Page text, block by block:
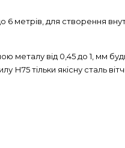
метрів, для створення
металу від 0,45 до 1, мм
тільки якісну сталь